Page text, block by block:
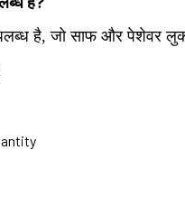
है, जो साफ और पेशेवर लुक